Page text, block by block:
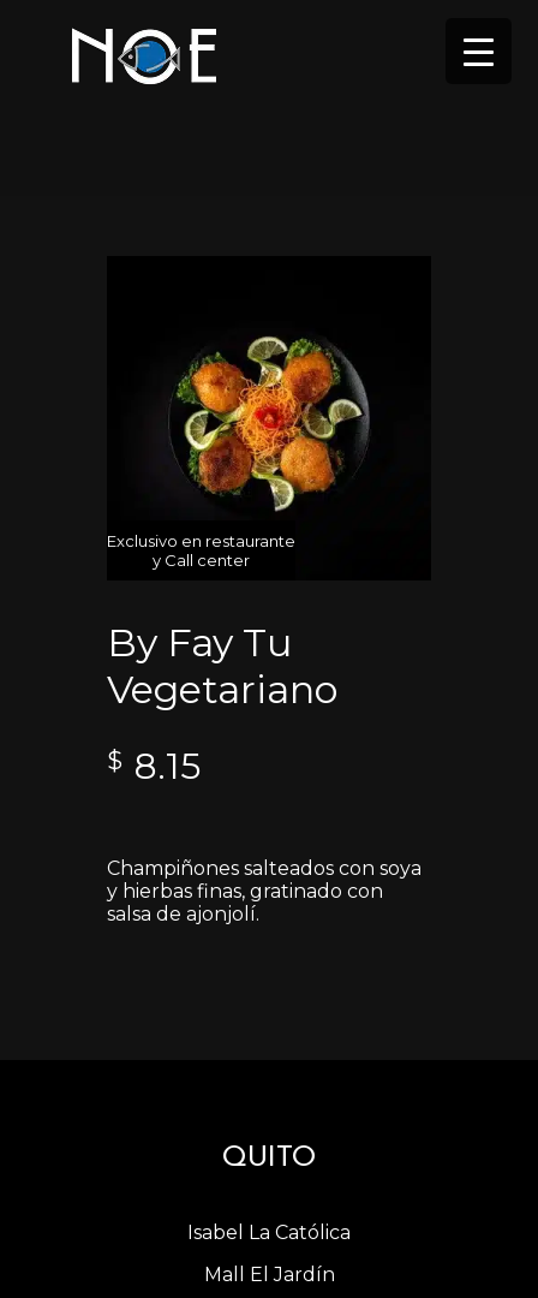
Exclusivo en restaurante
y Call center
By Fay Tu
Vegetariano
$ 8.15
Champiñones salteados con soya
y hierbas finas, gratinado con
salsa de ajonjolí.
QUITO
Isabel La Católica
Mall El Jardín